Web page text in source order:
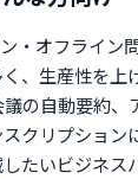
・オフライン
、生産性を上
の自動要約、
クリプション
たいビジネス